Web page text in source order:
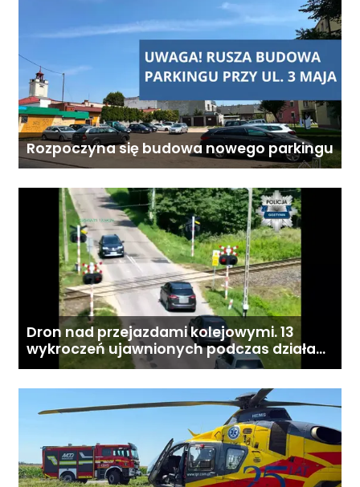
Rozpoczyna się budowa nowego parkingu
Dron nad przejazdami kolejowymi. 13
wykroczeń ujawnionych podczas działań
„Bezpieczny przejazd kolejowy”